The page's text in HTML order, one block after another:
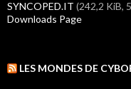
SYNCOPED.IT (242,2 KiB,
Downloads Page
LES MONDES DE